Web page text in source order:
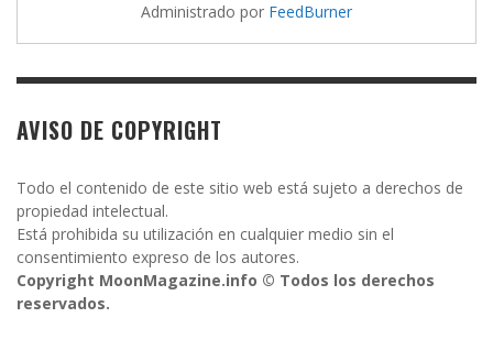
Administrado por FeedBurner
AVISO DE COPYRIGHT
Todo el contenido de este sitio web está sujeto a derechos de
propiedad intelectual.
Está prohibida su utilización en cualquier medio sin el
consentimiento expreso de los autores.
Copyright MoonMagazine.info © Todos los derechos
reservados.